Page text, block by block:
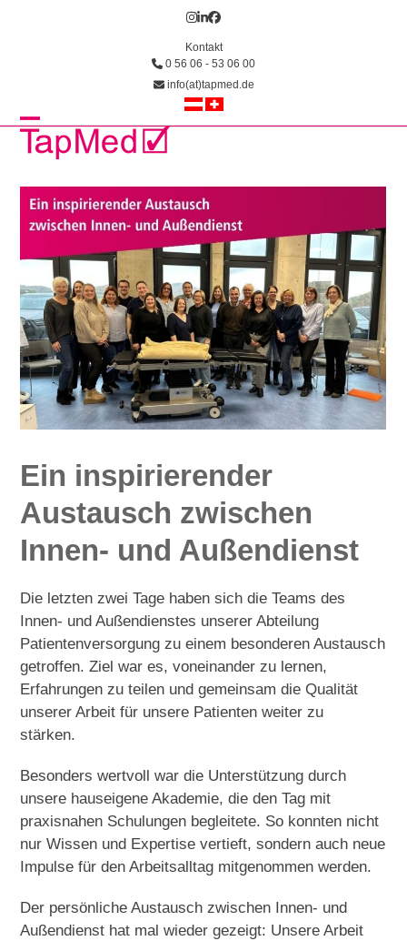
Instagram
LinkedIn
Facebook
Kontakt
0 56 06 - 53 06 00
info(at)tapmed.de
Open
menu
Close
menu
Ein inspirierender
Austausch zwischen
Innen- und Außendienst
Die letzten zwei Tage haben sich die Teams des
Innen- und Außendienstes unserer Abteilung
Patientenversorgung zu einem besonderen Austausch
getroffen. Ziel war es, voneinander zu lernen,
Erfahrungen zu teilen und gemeinsam die Qualität
unserer Arbeit für unsere Patienten weiter zu
stärken.
Besonders wertvoll war die Unterstützung durch
unsere hauseigene Akademie, die den Tag mit
praxisnahen Schulungen begleitete. So konnten nicht
nur Wissen und Expertise vertieft, sondern auch neue
Impulse für den Arbeitsalltag mitgenommen werden.
Der persönliche Austausch zwischen Innen- und
Außendienst hat mal wieder gezeigt: Unsere Arbeit